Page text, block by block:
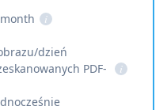
i
dzień
PDF-
i